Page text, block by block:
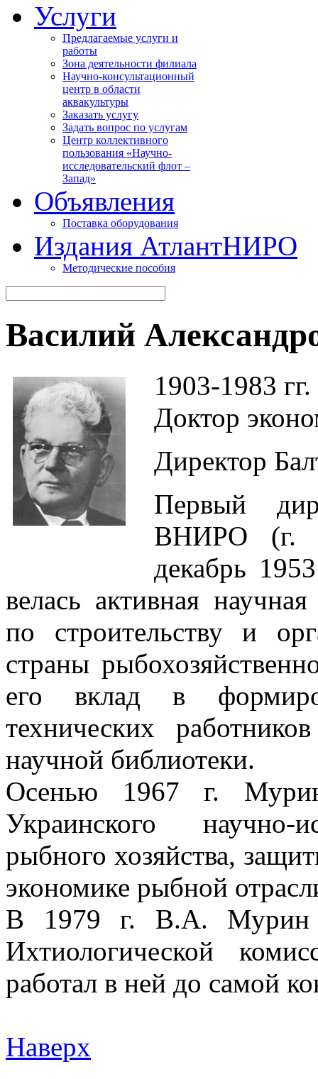
Услуги
Предлагаемые услуги и
работы
Зона деятельности филиала
Научно-консультационный
центр в области
аквакультуры
Заказать услугу
Задать вопрос по услугам
Центр коллективного
пользования «Научно-
исследовательский флот –
Запад»
Объявления
Поставка оборудования
Издания АтлантНИРО
Методические пособия
Василий
1903-1983 гг.
Доктор
Директор
Первый
ВНИРО (г.
декабрь
велась активная
по строительству и
страны
его вклад в
технических
научной библиотеки.
Осенью 1967 г.
Украинского научно-
рыбного хозяйства,
экономике рыбной
В 1979 г. В.А. Мурин
Ихтиологической
работал в ней до самой
Наверх